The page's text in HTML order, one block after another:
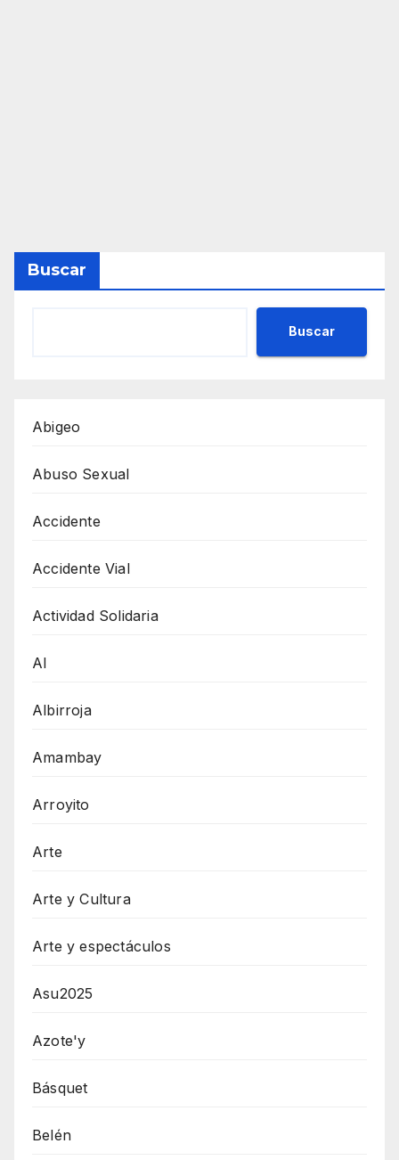
Buscar
Buscar
Abigeo
Abuso Sexual
Accidente
Accidente Vial
Actividad Solidaria
AI
Albirroja
Amambay
Arroyito
Arte
Arte y Cultura
Arte y espectáculos
Asu2025
Azote'y
Básquet
Belén